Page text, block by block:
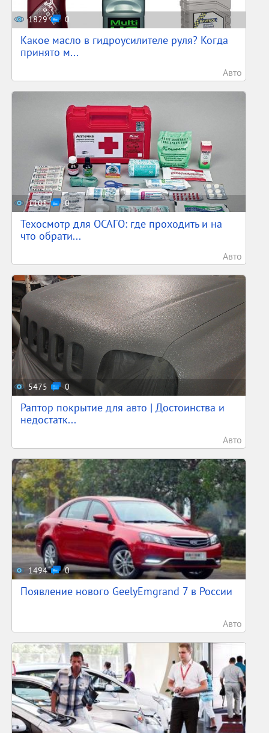
1829 0
Какое масло в гидроусилителе руля? Когда
принято м...
Авто
1105 0
Техосмотр для ОСАГО: где проходить и на
что обрати...
Авто
5475 0
Раптор покрытие для авто | Достоинства и
недостатк...
Авто
1494 0
Появление нового GeelyEmgrand 7 в России
Авто